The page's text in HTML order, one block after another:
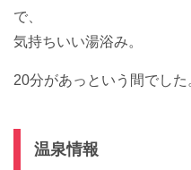
で、
気持ちいい湯浴み。
20分があっという間でした
温泉情報